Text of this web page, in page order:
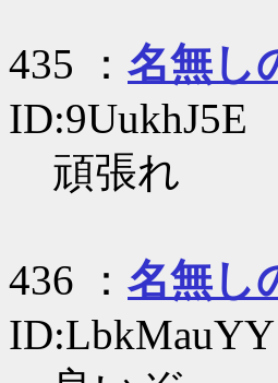
435 ： 名無し
ID:9UukhJ5E
頑張れ
436 ： 名無し
ID:LbkMauYY